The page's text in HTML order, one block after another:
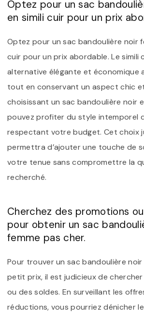
Optez pour un sac
en simili cuir pour un prix
Optez pour un sac bandoulière noir
cuir pour un prix abordable. Le simili
alternative élégante et économique
tout en conservant un aspect chic
choisissant un sac bandoulière noir
pouvez profiter du style intemporel
respectant votre budget. Cet choix
permettra d’ajouter une touche de
votre tenue sans compromettre la
recherché.
Cherchez des promotions
pour obtenir un sac
femme pas cher.
Pour trouver un sac bandoulière noir
petit prix, il est judicieux de
ou des soldes. En surveillant les
réductions, vous pourriez dénicher